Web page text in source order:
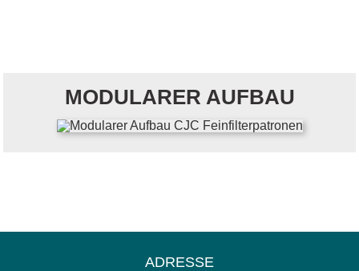
MODULARER AUFBAU
ADRESSE